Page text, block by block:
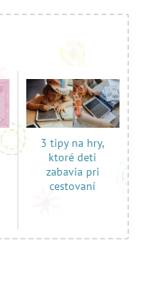
3 tipy na hry,
ktoré deti
zabavia pri
cestovaní